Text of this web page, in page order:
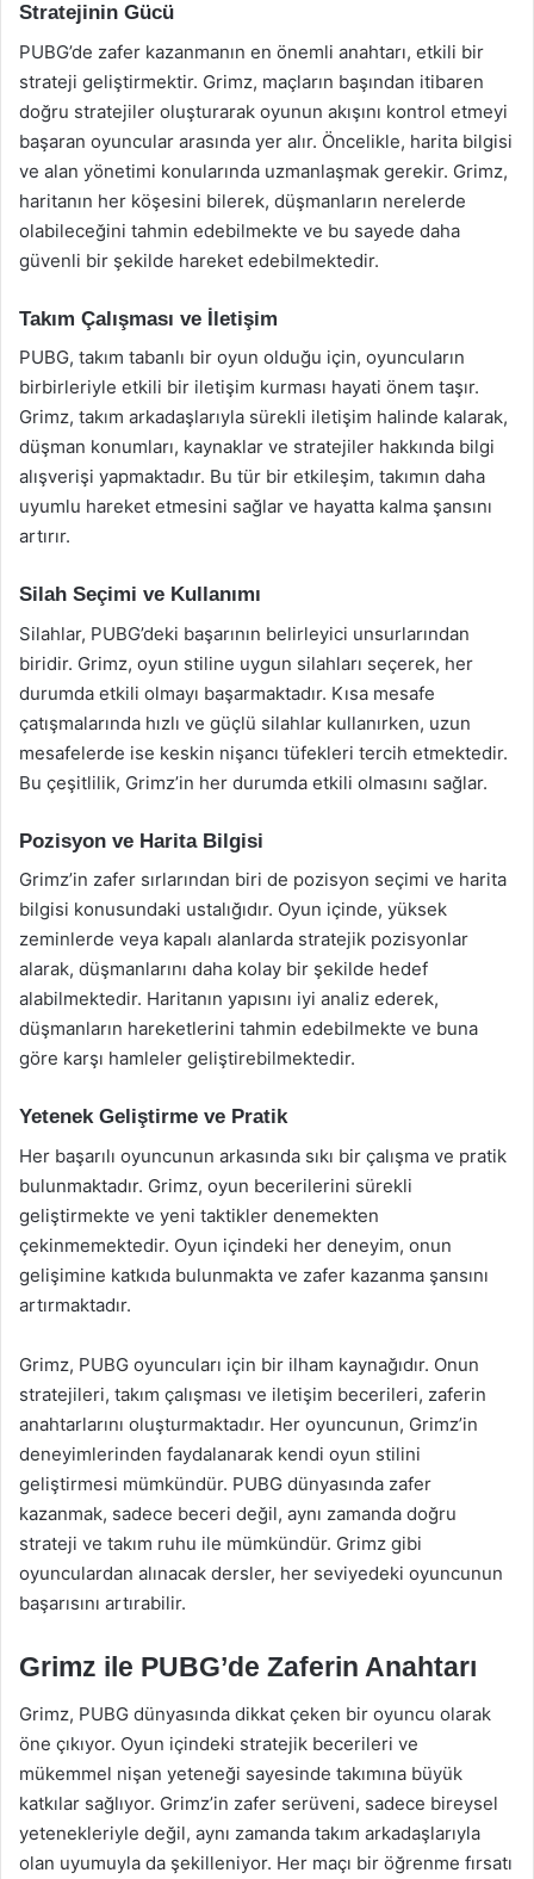
Stratejinin Gücü
PUBG’de zafer kazanmanın en önemli anahtarı, etkili bir
strateji geliştirmektir. Grimz, maçların başından itibaren
doğru stratejiler oluşturarak oyunun akışını kontrol etmeyi
başaran oyuncular arasında yer alır. Öncelikle, harita bilgisi
ve alan yönetimi konularında uzmanlaşmak gerekir. Grimz,
haritanın her köşesini bilerek, düşmanların nerelerde
olabileceğini tahmin edebilmekte ve bu sayede daha
güvenli bir şekilde hareket edebilmektedir.
Takım Çalışması ve İletişim
PUBG, takım tabanlı bir oyun olduğu için, oyuncuların
birbirleriyle etkili bir iletişim kurması hayati önem taşır.
Grimz, takım arkadaşlarıyla sürekli iletişim halinde kalarak,
düşman konumları, kaynaklar ve stratejiler hakkında bilgi
alışverişi yapmaktadır. Bu tür bir etkileşim, takımın daha
uyumlu hareket etmesini sağlar ve hayatta kalma şansını
artırır.
Silah Seçimi ve Kullanımı
Silahlar, PUBG’deki başarının belirleyici unsurlarından
biridir. Grimz, oyun stiline uygun silahları seçerek, her
durumda etkili olmayı başarmaktadır. Kısa mesafe
çatışmalarında hızlı ve güçlü silahlar kullanırken, uzun
mesafelerde ise keskin nişancı tüfekleri tercih etmektedir.
Bu çeşitlilik, Grimz’in her durumda etkili olmasını sağlar.
Pozisyon ve Harita Bilgisi
Grimz’in zafer sırlarından biri de pozisyon seçimi ve harita
bilgisi konusundaki ustalığıdır. Oyun içinde, yüksek
zeminlerde veya kapalı alanlarda stratejik pozisyonlar
alarak, düşmanlarını daha kolay bir şekilde hedef
alabilmektedir. Haritanın yapısını iyi analiz ederek,
düşmanların hareketlerini tahmin edebilmekte ve buna
göre karşı hamleler geliştirebilmektedir.
Yetenek Geliştirme ve Pratik
Her başarılı oyuncunun arkasında sıkı bir çalışma ve pratik
bulunmaktadır. Grimz, oyun becerilerini sürekli
geliştirmekte ve yeni taktikler denemekten
çekinmemektedir. Oyun içindeki her deneyim, onun
gelişimine katkıda bulunmakta ve zafer kazanma şansını
artırmaktadır.
Grimz, PUBG oyuncuları için bir ilham kaynağıdır. Onun
stratejileri, takım çalışması ve iletişim becerileri, zaferin
anahtarlarını oluşturmaktadır. Her oyuncunun, Grimz’in
deneyimlerinden faydalanarak kendi oyun stilini
geliştirmesi mümkündür. PUBG dünyasında zafer
kazanmak, sadece beceri değil, aynı zamanda doğru
strateji ve takım ruhu ile mümkündür. Grimz gibi
oyunculardan alınacak dersler, her seviyedeki oyuncunun
başarısını artırabilir.
Grimz ile PUBG’de Zaferin Anahtarı
Grimz, PUBG dünyasında dikkat çeken bir oyuncu olarak
öne çıkıyor. Oyun içindeki stratejik becerileri ve
mükemmel nişan yeteneği sayesinde takımına büyük
katkılar sağlıyor. Grimz’in zafer serüveni, sadece bireysel
yetenekleriyle değil, aynı zamanda takım arkadaşlarıyla
olan uyumuyla da şekilleniyor. Her maçı bir öğrenme fırsatı